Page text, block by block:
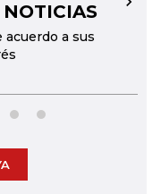
acuerdo a sus
→